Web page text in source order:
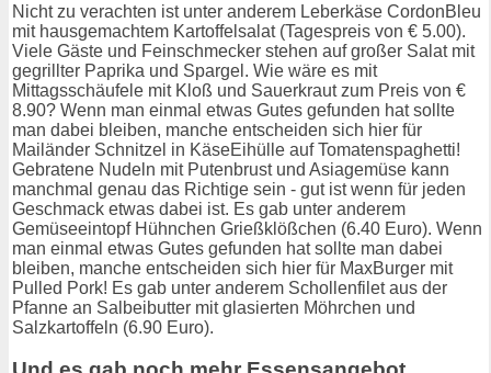
Nicht zu verachten ist unter anderem Leberkäse CordonBleu
mit hausgemachtem Kartoffelsalat (Tagespreis von € 5.00).
Viele Gäste und Feinschmecker stehen auf großer Salat mit
gegrillter Paprika und Spargel. Wie wäre es mit
Mittagsschäufele mit Kloß und Sauerkraut zum Preis von €
8.90? Wenn man einmal etwas Gutes gefunden hat sollte
man dabei bleiben, manche entscheiden sich hier für
Mailänder Schnitzel in KäseEihülle auf Tomatenspaghetti!
Gebratene Nudeln mit Putenbrust und Asiagemüse kann
manchmal genau das Richtige sein - gut ist wenn für jeden
Geschmack etwas dabei ist. Es gab unter anderem
Gemüseeintopf Hühnchen Grießklößchen (6.40 Euro). Wenn
man einmal etwas Gutes gefunden hat sollte man dabei
bleiben, manche entscheiden sich hier für MaxBurger mit
Pulled Pork! Es gab unter anderem Schollenfilet aus der
Pfanne an Salbeibutter mit glasierten Möhrchen und
Salzkartoffeln (6.90 Euro).